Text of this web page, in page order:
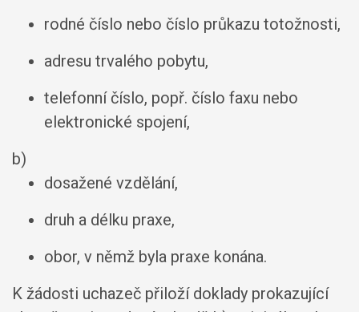
rodné číslo nebo číslo průkazu totožnosti,
adresu trvalého pobytu,
telefonní číslo, popř. číslo faxu nebo
elektronické spojení,
b)
dosažené vzdělání,
druh a délku praxe,
obor, v němž byla praxe konána.
K žádosti uchazeč přiloží doklady prokazující